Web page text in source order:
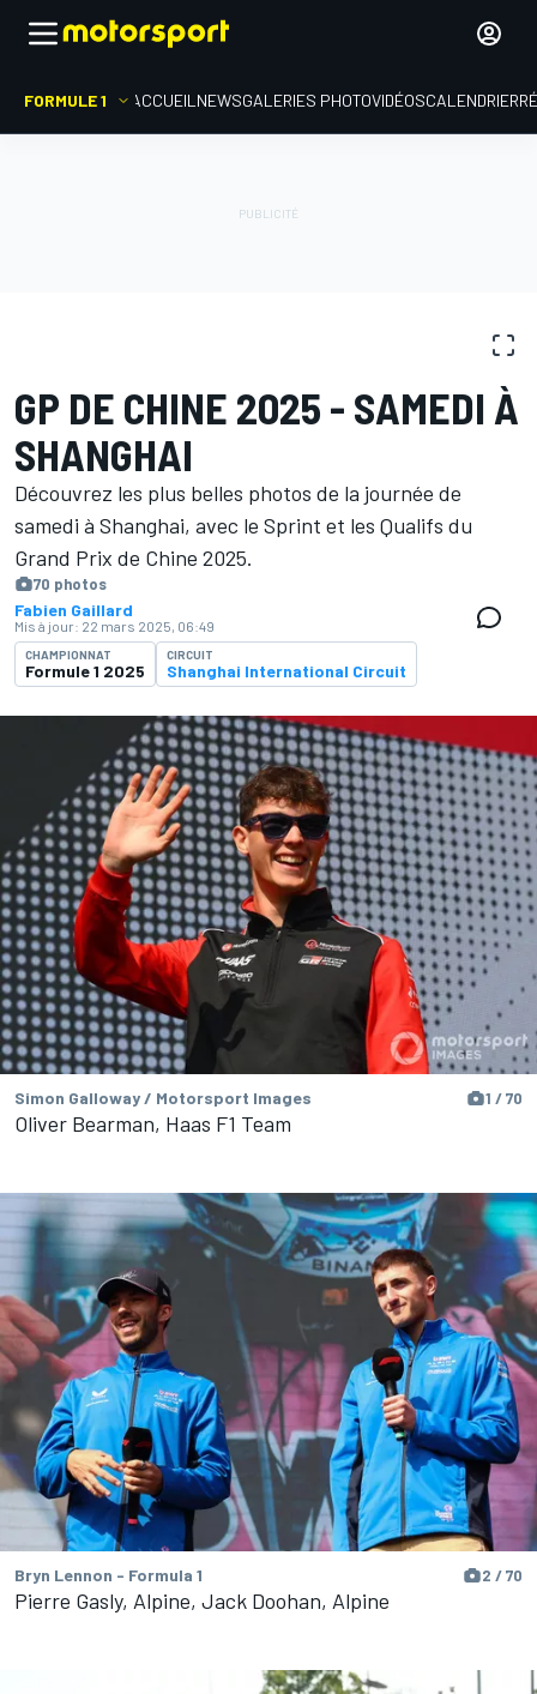
FORMULE 1 ACCUEIL NEWSGALERIES PHOTOVIDÉOSCALENDRIER
GP DE CHINE 2025 - SAMEDI À
SHANGHAI
Découvrez les plus belles photos de la journée de
samedi à Shanghai, avec le Sprint et les Qualifs du
Grand Prix de Chine 2025.
70 photos
Fabien Gaillard
Mis à jour: 22 mars 2025, 06:49
CHAMPIONNAT
Formule 1 2025
CIRCUIT
Shanghai International Circuit
Simon Galloway / Motorsport Images 1 / 70
Oliver Bearman, Haas F1 Team
Bryn Lennon - Formula 1 2 / 70
Pierre Gasly, Alpine, Jack Doohan, Alpine